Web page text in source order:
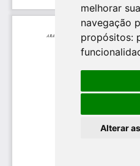
melhorar
navegação
propósitos:
Alterar